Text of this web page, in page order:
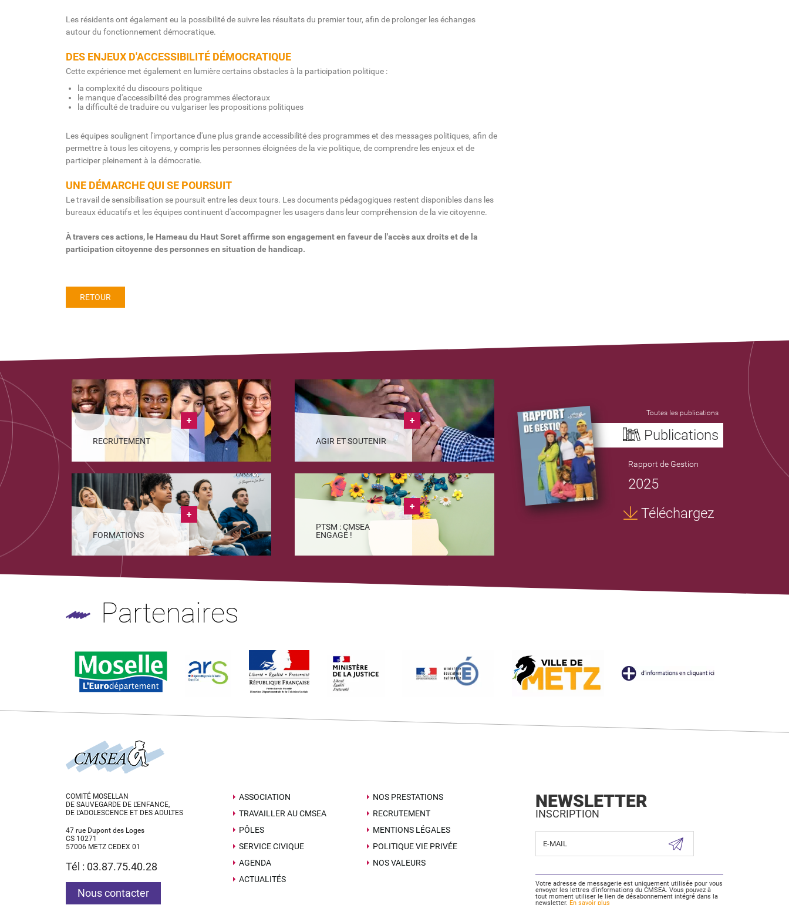
Les résidents ont également eu la possibilité de suivre les résultats du premier tour, afin de prolonger les échanges
autour du fonctionnement démocratique.
DES ENJEUX D'ACCESSIBILITÉ DÉMOCRATIQUE
Cette expérience met également en lumière certains obstacles à la participation politique :
la complexité du discours politique
le manque d'accessibilité des programmes électoraux
la difficulté de traduire ou vulgariser les propositions politiques
Les équipes soulignent l'importance d'une plus grande accessibilité des programmes et des messages politiques, afin de
permettre à tous les citoyens, y compris les personnes éloignées de la vie politique, de comprendre les enjeux et de
participer pleinement à la démocratie.
UNE DÉMARCHE QUI SE POURSUIT
Le travail de sensibilisation se poursuit entre les deux tours. Les documents pédagogiques restent disponibles dans les
bureaux éducatifs et les équipes continuent d'accompagner les usagers dans leur compréhension de la vie citoyenne.
À travers ces actions, le Hameau du Haut Soret affirme son engagement en faveur de l'accès aux droits et de la
participation citoyenne des personnes en situation de handicap.
RETOUR
RECRUTEMENT
FORMATIONS
AGIR ET SOUTENIR
PTSM : CMSEA
ENGAGÉ !
Toutes les publications
Publications
Rapport de Gestion
2025
Téléchargez
Partenaires
COMITÉ MOSELLAN
DE SAUVEGARDE DE L'ENFANCE,
DE L'ADOLESCENCE ET DES ADULTES
47 rue Dupont des Loges
CS 10271
57006 METZ CEDEX 01
Tél : 03.87.75.40.28
Nous contacter
ASSOCIATION
TRAVAILLER AU CMSEA
PÔLES
SERVICE CIVIQUE
AGENDA
ACTUALITÉS
NOS PRESTATIONS
RECRUTEMENT
MENTIONS LÉGALES
POLITIQUE VIE PRIVÉE
NOS VALEURS
NEWSLETTER
INSCRIPTION
Votre adresse de messagerie est uniquement utilisée pour vous
envoyer les lettres d'informations du CMSEA. Vous pouvez à
tout moment utiliser le lien de désabonnement intégré dans la
newsletter. En savoir plus